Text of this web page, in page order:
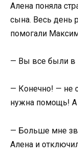
Алена поняла
сына. Весь день
помогали
— Вы все были в
— Конечно! — не
нужна помощь! А
— Больше мне
Алена и